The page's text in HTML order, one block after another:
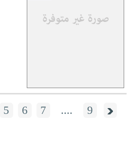
5 6 7 .... 9